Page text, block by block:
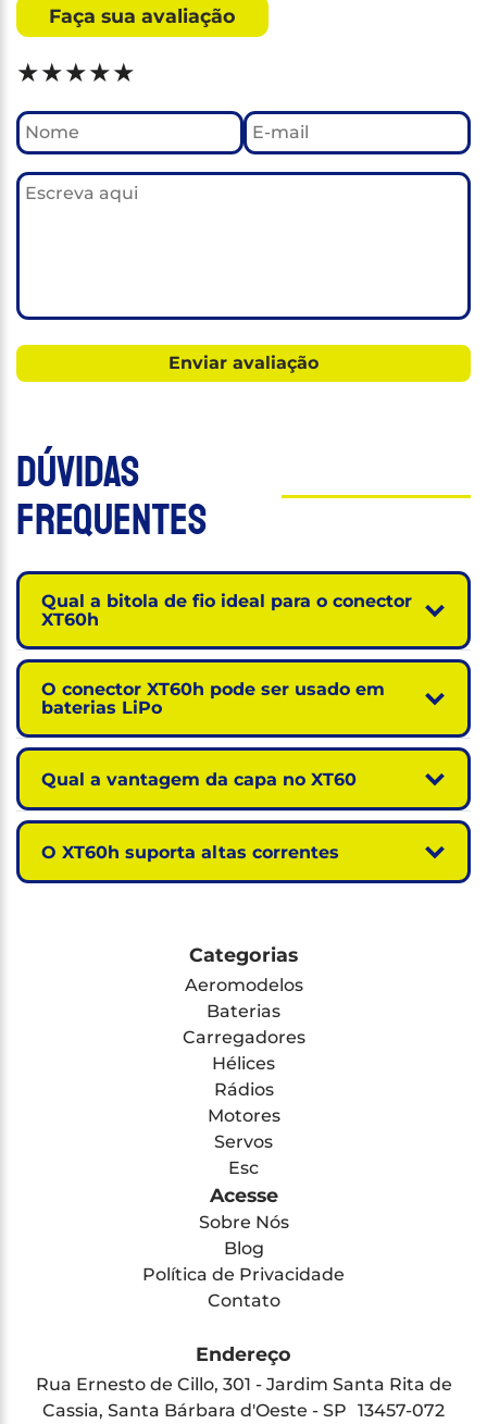
Faça sua avaliação
★★★★★
Dúvidas
Frequentes
Qual a bitola de fio ideal para o conector
XT60h
O conector XT60h pode ser usado em
baterias LiPo
Qual a vantagem da capa no XT60
O XT60h suporta altas correntes
Categorias
Aeromodelos
Baterias
Carregadores
Hélices
Rádios
Motores
Servos
Esc
Acesse
Sobre Nós
Blog
Política de Privacidade
Contato
Endereço
Rua Ernesto de Cillo, 301 - Jardim Santa Rita de
Cassia, Santa Bárbara d'Oeste - SP 13457-072